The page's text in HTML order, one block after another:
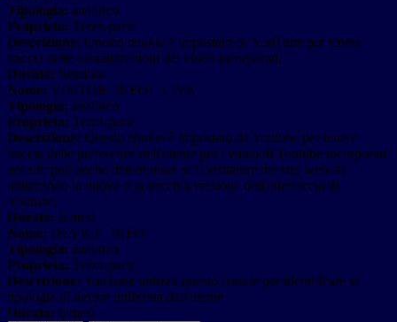
Tipologia: analitico
Proprieta: Terza-parte
Descrizione: Questo cookie è impostato da YouTube per tenere
traccia delle visualizzazioni dei video incorporati.
Durata: Sessione
Nome: VISITOR_INFO1_LIVE
Tipologia: analitico
Proprieta: Terza-parte
Descrizione: Questo cookie è impostato da Youtube per tenere
traccia delle preferenze dell'utente per i video di Youtube incorporati
nei siti; può anche determinare se il visitatore del sito web sta
utilizzando la nuova o la vecchia versione dell'interfaccia di
Youtube.
Durata: 6 mesi
Nome: DEVICE_INFO
Tipologia: analitico
Proprieta: Terza-parte
Descrizione: YouTube utilizza questo cookie per identificare la
tipologia di device utilizzata dall'utente
Durata: 6 mesi